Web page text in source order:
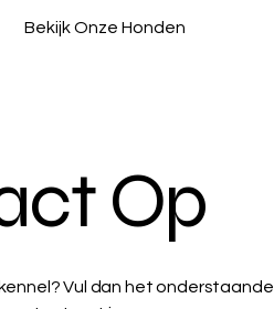
Bekijk Onze Honden
Op
Vul dan het onderstaande